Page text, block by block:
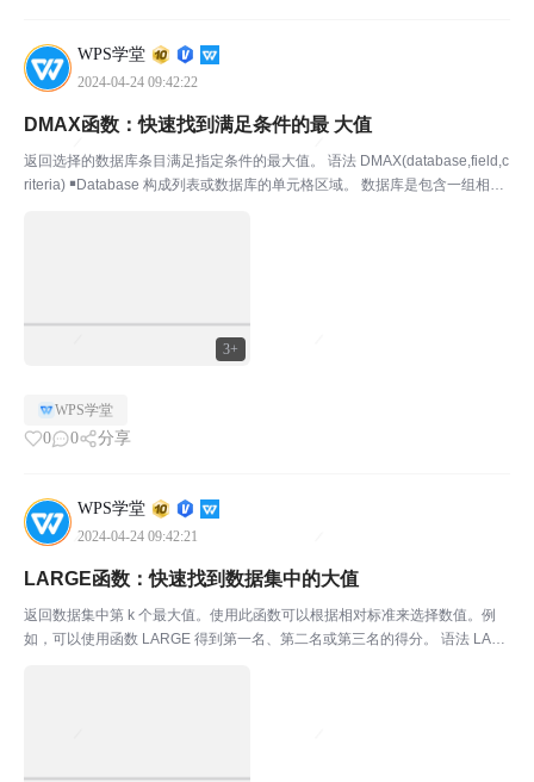
WPS学堂
2024-04-24 09:42:22
3+
DMAX函数：快速找到满足条件的最 大值
返回选择的数据库条目满足指定条件的最大值。 语法 DMAX(database,field,c
riteria) ￭Database 构成列表或数据库的单元格区域。 数据库是包含一组相关
WPS学堂
0 0 分享
WPS学堂
2024-04-24 09:42:21
LARGE函数：快速找到数据集中的大值
返回数据集中第 k 个最大值。使用此函数可以根据相对标准来选择数值。例
如，可以使用函数 LARGE 得到第一名、第二名或第三名的得分。 语法 LAR